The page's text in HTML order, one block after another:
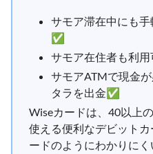
サモア滞在中にも
✅
サモア在住者も利
サモアATMで現金
タラを出金✅
Wiseカードは、40以上
使える便利なデビット
ードのようにわかりに